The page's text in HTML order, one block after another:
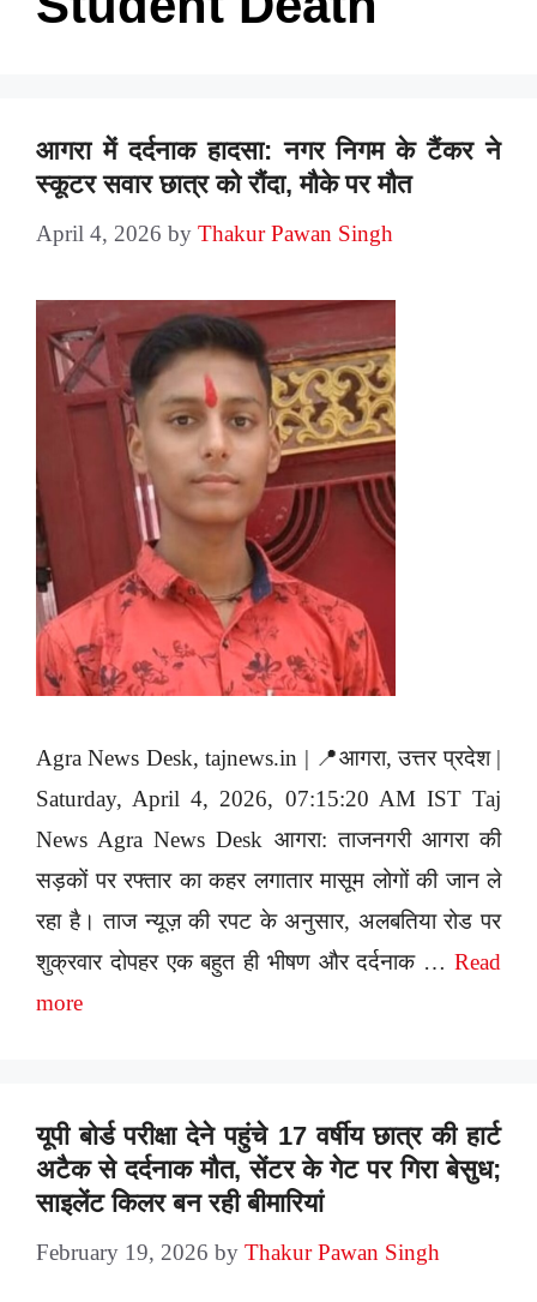
आगरा में दर्दनाक हादसा: नगर निगम के टैंकर ने
स्कूटर सवार छात्र को रौंदा, मौके पर मौत
April 4, 2026 by Thakur Pawan Singh
Agra News Desk, tajnews.in | 📍आगरा, उत्तर प्रदेश |
Saturday, April 4, 2026, 07:15:20 AM IST Taj
News Agra News Desk आगरा: ताजनगरी आगरा की
सड़कों पर रफ्तार का कहर लगातार मासूम लोगों की जान ले
रहा है। ताज न्यूज़ की रपट के अनुसार, अलबतिया रोड पर
शुक्रवार दोपहर एक बहुत ही भीषण और दर्दनाक … Read
more
यूपी बोर्ड परीक्षा देने पहुंचे 17 वर्षीय छात्र की हार्ट
अटैक से दर्दनाक मौत, सेंटर के गेट पर गिरा बेसुध;
साइलेंट किलर बन रही बीमारियां
February 19, 2026 by Thakur Pawan Singh